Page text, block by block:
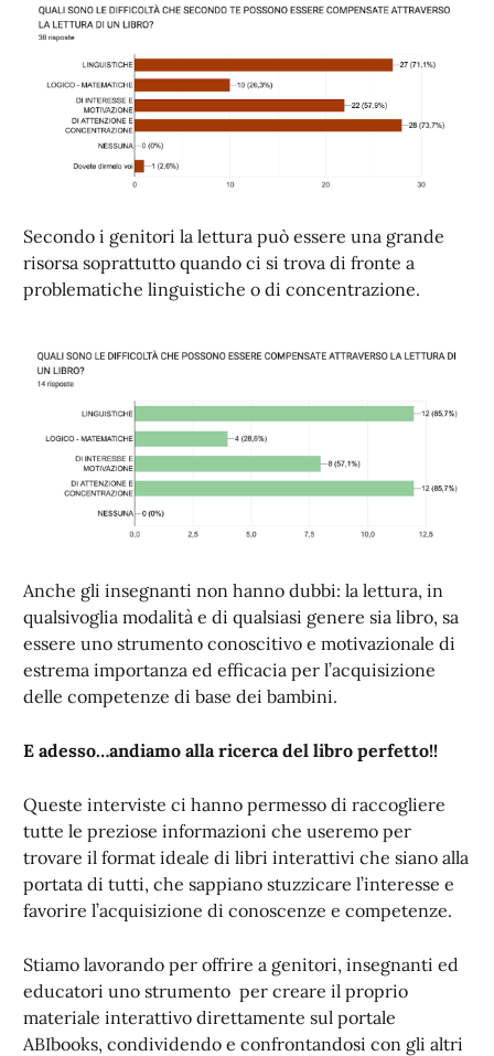
Secondo i genitori la lettura può essere una grande
risorsa soprattutto quando ci si trova di fronte a
problematiche linguistiche o di concentrazione.
Anche gli insegnanti non hanno dubbi: la lettura, in
qualsivoglia modalità e di qualsiasi genere sia libro, sa
essere uno strumento conoscitivo e motivazionale di
estrema importanza ed efficacia per l’acquisizione
delle competenze di base dei bambini.
E adesso…andiamo alla ricerca del libro perfetto!!
Queste interviste ci hanno permesso di raccogliere
tutte le preziose informazioni che useremo per
trovare il format ideale di libri interattivi che siano alla
portata di tutti, che sappiano stuzzicare l’interesse e
favorire l’acquisizione di conoscenze e competenze.
Stiamo lavorando per offrire a genitori, insegnanti ed
educatori uno strumento per creare il proprio
materiale interattivo direttamente sul portale
ABIbooks, condividendo e confrontandosi con gli altri